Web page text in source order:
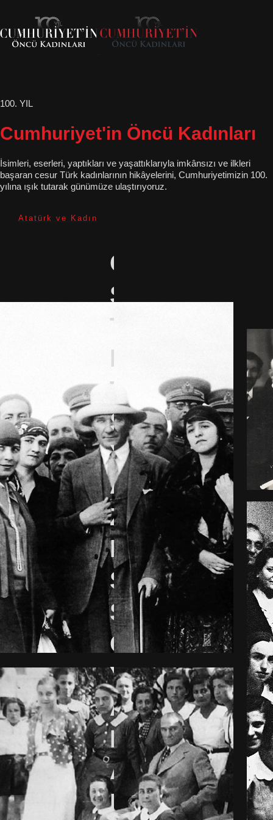
100. YIL
Cumhuriyet'in Öncü Kadınları
İsimleri, eserleri, yaptıkları ve yaşattıklarıyla imkânsızı ve ilkleri
başaran cesur Türk kadınlarının hikâyelerini, Cumhuriyetimizin 100.
yılına ışık tutarak günümüze ulaştırıyoruz.
Atatürk ve Kadın
Gravür
Sanatçısı
Tarih
Profesörü
Tiyatro
Sanatçısı
Yönetmen
Astrofizikçi
Ziraat
Mühendisi
Seramik
Sanatçısı
Otomobil
Yarışçısı
Arkeolog
Mimar
Astronom
Kimyager